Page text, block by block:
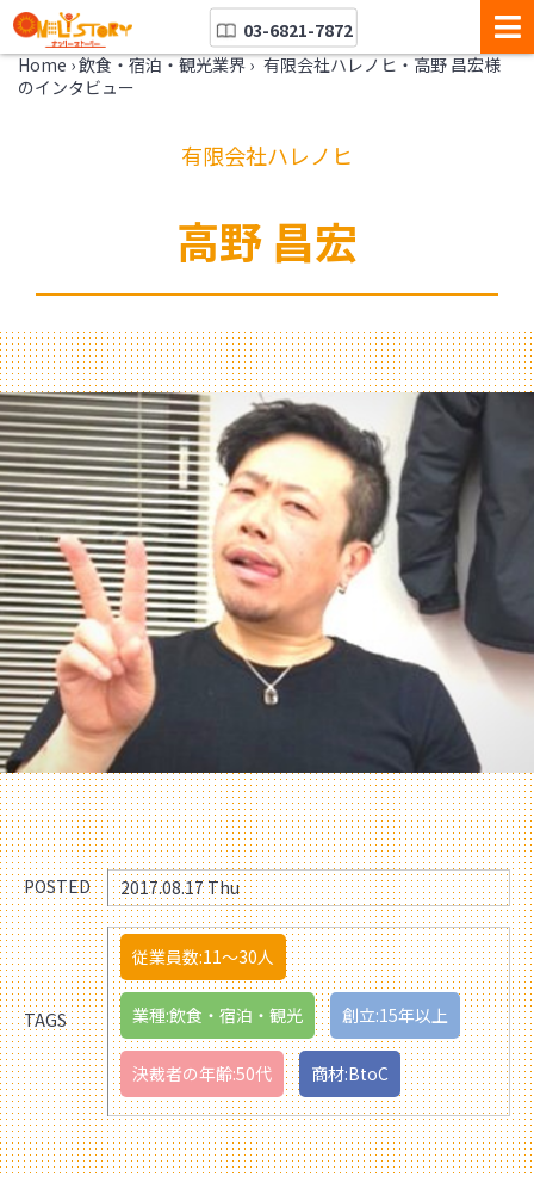
03-6821-7872
Home ›飲食・宿泊・観光業界 › 有限会社ハレノヒ・高野 昌宏様
のインタビュー
有限会社ハレノヒ
高野 昌宏
POSTED 2017.08.17 Thu
TAGS
従業員数:11〜30人
業種:飲食・宿泊・観光 創立:15年以上
決裁者の年齢:50代 商材:BtoC